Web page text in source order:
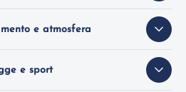
e atmosfera
e sport